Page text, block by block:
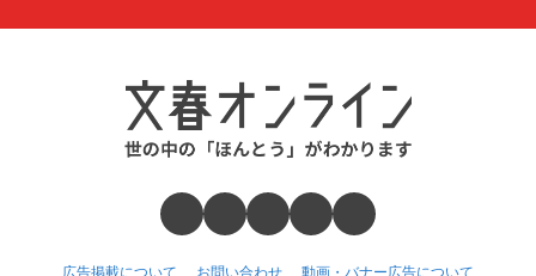
広告掲載について お問い合わせ 動画・バナー広告について